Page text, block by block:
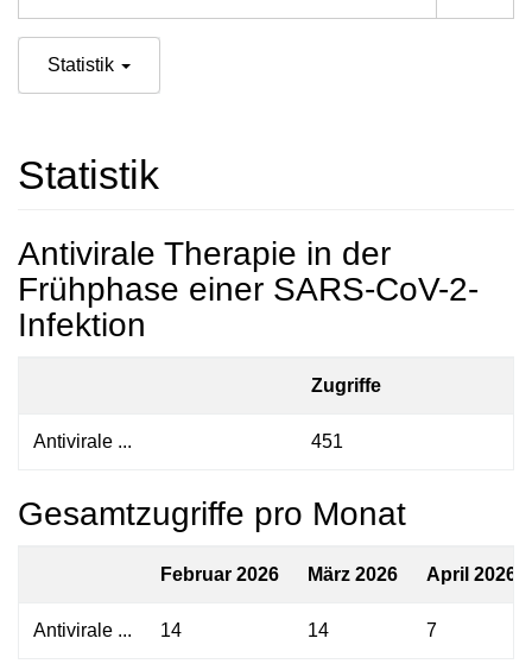
Statistik
Statistik
Antivirale Therapie in der
Frühphase einer SARS-CoV-2-
Infektion
Zugriffe
Antivirale ... 451
Gesamtzugriffe pro Monat
Februar 2026 März 2026 April 2026
Antivirale ... 14 14 7